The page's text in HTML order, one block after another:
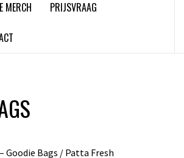
MERCH PRIJSVRAAG